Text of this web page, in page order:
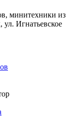
минитехники из
ул. Игнатьевское